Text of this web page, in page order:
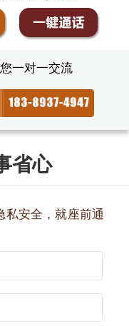
一对一交流
省心
私安全，就座前通